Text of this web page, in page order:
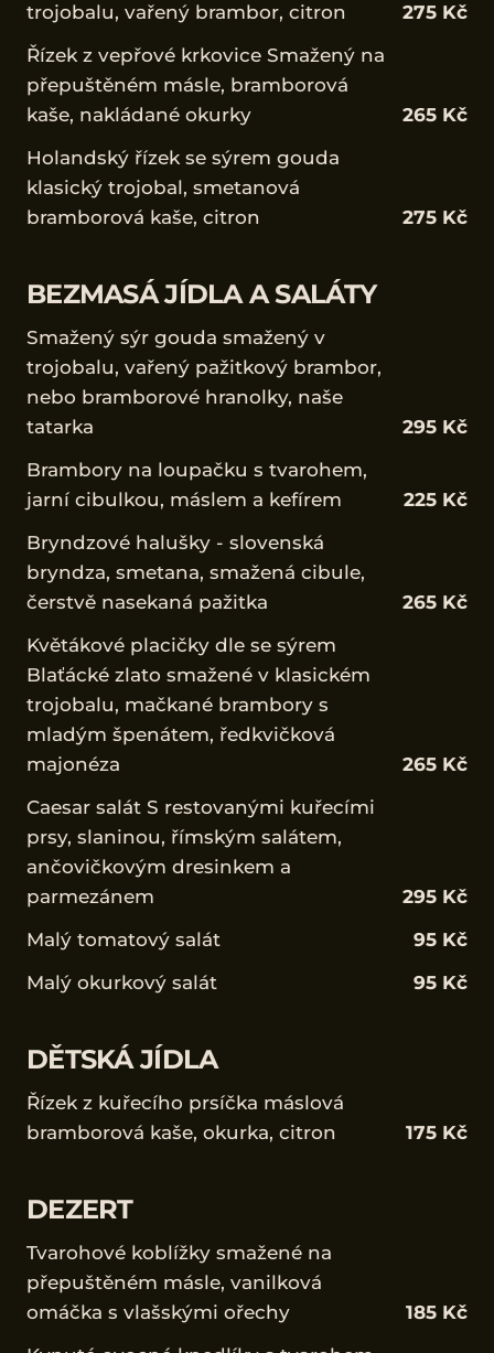
trojobalu, vařený brambor, citron
275 Kč
Řízek z vepřové krkovice Smažený na
přepuštěném másle, bramborová
kaše, nakládané okurky
265 Kč
Holandský řízek se sýrem gouda
klasický trojobal, smetanová
bramborová kaše, citron
275 Kč
BEZMASÁ JÍDLA A SALÁTY
Smažený sýr gouda smažený v
trojobalu, vařený pažitkový brambor,
nebo bramborové hranolky, naše
tatarka
295 Kč
Brambory na loupačku s tvarohem,
jarní cibulkou, máslem a kefírem
225 Kč
Bryndzové halušky - slovenská
bryndza, smetana, smažená cibule,
čerstvě nasekaná pažitka
265 Kč
Květákové placičky dle se sýrem
Blaťácké zlato smažené v klasickém
trojobalu, mačkané brambory s
mladým špenátem, ředkvičková
majonéza
265 Kč
Caesar salát S restovanými kuřecími
prsy, slaninou, římským salátem,
ančovičkovým dresinkem a
parmezánem
295 Kč
Malý tomatový salát
95 Kč
Malý okurkový salát
95 Kč
DĚTSKÁ JÍDLA
Řízek z kuřecího prsíčka máslová
bramborová kaše, okurka, citron
175 Kč
DEZERT
Tvarohové koblížky smažené na
přepuštěném másle, vanilková
omáčka s vlašskými ořechy
185 Kč